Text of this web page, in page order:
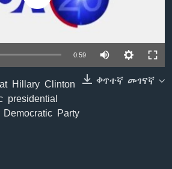
0:59
ቀጥተኛ መገናኛ
Hillary Clinton
presidential
Party